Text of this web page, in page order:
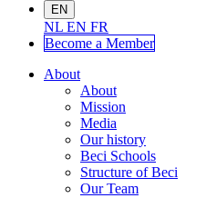
EN
NL EN FR
Become a Member
About
About
Mission
Media
Our history
Beci Schools
Structure of Beci
Our Team